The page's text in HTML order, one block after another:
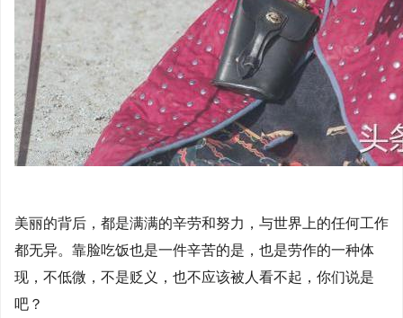
美丽的背后，都是满满的辛劳和努力，与世界上的任何工作
都无异。靠脸吃饭也是一件辛苦的是，也是劳作的一种体
现，不低微，不是贬义，也不应该被人看不起，你们说是
吧？